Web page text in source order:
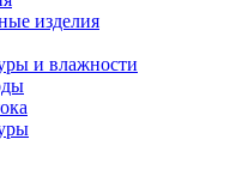
изделия
и влажности